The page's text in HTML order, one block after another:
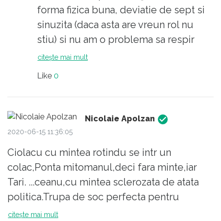
sentimentul ca sunt salvatorii tarii si urmasii
lui isus p'acilea pe pamant ?
scoli , gradinite sau locul de munca ,
dar viata a mers inainte. Dar cei pe care
ii pomenesc acum, s-au miscat
repede ,devreme si cu spor.
Nu le-au spus cetatenilor ca este o
gripa obisnuita si sa -si vada de viata
Din aceasta cauza cifrele nu arata mai
rau acum. Si sunt aproape 8-10%
fatalitati din cazurile testate.
Ma intreb daca ai facut un exercitiu de
imaginatie ( tot il pomenesti pe Kafka)
si sa vedem ce s-ar fi intamplat in Italia
, daca ar continuat cu stilul lor de
forma fizica buna, deviatie de sept si
sinuzita (daca asta are vreun rol nu
stiu) si nu am o problema sa respir
prin mastile chirurgicale (pentru mine
managementul riscului, putina vointa,
etc.).
Sanatate!
citește mai mult
Like 0
Nicolaie Apolzan
2020-06-15 11:36:05
Ciolacu cu mintea rotindu se intr un
colac,Ponta mitomanul,deci fara minte,iar
Tari. ...ceanu,cu mintea sclerozata de atata
politica.Trupa de soc perfecta pentru
tratamentul mintii.
citește mai mult